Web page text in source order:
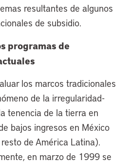
resultantes de algunos
de subsidio.
programas de
los marcos tradicionales
de la irregularidad-
tenencia de la tierra en
bajos ingresos en México
de América Latina).
en marzo de 1999 se